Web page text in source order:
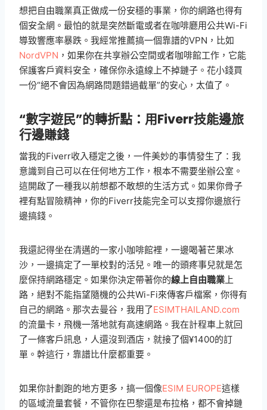
想把自由職業真正做成一份安穩的事業，你的網路也得有
個安全網。最怕的就是突然斷電或者在咖啡廳用公共Wi-Fi
導致響應率暴跌。我經常推薦搞一個靠譜的VPN，比如
NordVPN ，如果你在共享辦公空間或者咖啡館工作，它能
保護客戶資料安全，確保你永遠線上不掉鏈子。花小錢買
一份“絕不會因為網路問題錯過截單”的安心，太值了。
“數字遊民”的轉折點：用Fiverr技能邊旅
行邊賺錢
當我的Fiverr收入穩定之後，一件美妙的事情發生了：我
意識到自己可以在任何地方工作，根本不需要坐辦公室。
這開啟了一種我以前想都不敢想的生活方式。如果你骨子
裡有點冒險精神，你的Fiverr技能完全可以支撐你邊旅行
邊搞錢。
我還記得坐在清邁的一家小咖啡館裡，一邊喝著芒果冰
沙，一邊搞定了一單校對的活兒。唯一的頭疼事兒就是怎
麼保持網路穩定。如果你決定帶著你的線上自由職業 上
路，絕對不能指望隨機的公共Wi-Fi來傳客戶檔案，你得有
自己的網路。那次去曼谷，我用了ESIMTHAILAND.com
的流量卡，飛機一落地就有高速網路。我在計程車上就回
了一條客戶訊息，人還沒到酒店，就接了個¥1400的訂
單。幹這行，靠譜比什麼都重要。
如果你計劃跑的地方更多，搞一個像ESIM EUROPE這樣
的區域流量套餐，不管你在巴黎還是布拉格，都不會掉鏈